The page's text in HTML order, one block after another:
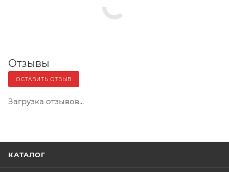
Отзывы
ОСТАВИТЬ ОТЗЫВ
Загрузка отзывов...
КАТАЛОГ